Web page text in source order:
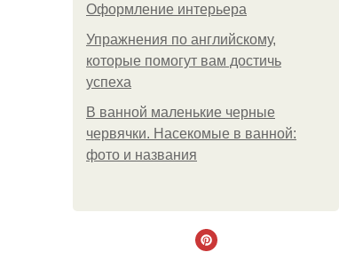
Оформление интерьера
Упражнения по английскому,
которые помогут вам достичь
успеха
В ванной маленькие черные
червячки. Насекомые в ванной:
фото и названия